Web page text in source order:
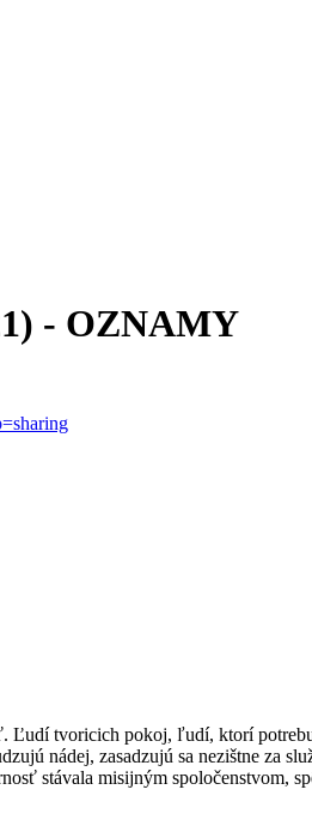
- OZNAMY
tvoricich pokoj, ľudí, ktorí
nádej, zasadzujú sa nezištne za
stávala misijným spoločenstvom,